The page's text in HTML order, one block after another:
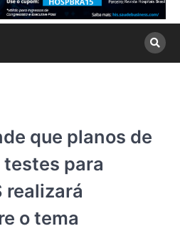
que planos de
para
realizará
o tema